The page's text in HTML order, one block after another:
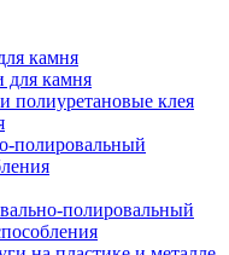
камня
для камня
полиуретановые клея
полировальный
полировальный